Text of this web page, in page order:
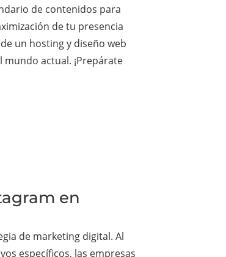
de contenidos para
de tu presencia
un hosting y diseño web
actual. ¡Prepárate
en
de marketing digital. Al
específicos, las empresas